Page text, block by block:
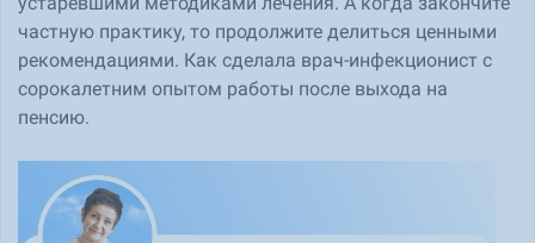
устаревшими методиками лечения. А когда закончите
частную практику, то продолжите делиться ценными
рекомендациями. Как сделала врач-инфекционист с
сорокалетним опытом работы после выхода на
пенсию.